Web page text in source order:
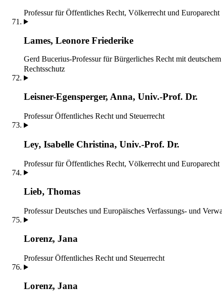
Professur für Öffentliches Recht, Völkerrecht und Europarecht
Lames, Leonore Friederike
Gerd Bucerius-Professur für Bürgerliches Recht mit
Rechtsschutz
Leisner-Egensperger, Anna, Univ.-Prof. Dr.
Professur Öffentliches Recht und Steuerrecht
Ley, Isabelle Christina, Univ.-Prof. Dr.
Professur für Öffentliches Recht, Völkerrecht und Europarecht
Lieb, Thomas
Professur Deutsches und Europäisches Verfassungs- und
Lorenz, Jana
Professur Öffentliches Recht und Steuerrecht
Lorenz, Jana